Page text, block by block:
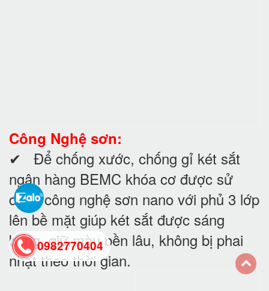
Công Nghệ sơn:
✔ Để chống xước, chống gỉ két sắt
ngân hàng BEMC khóa cơ được sử
dụng công nghệ sơn nano với phủ 3 lớp
lên bề mặt giúp két sắt được sáng
bóng, giữ màu bền lâu, không bị phai
nhạt theo thời gian.
0982770404